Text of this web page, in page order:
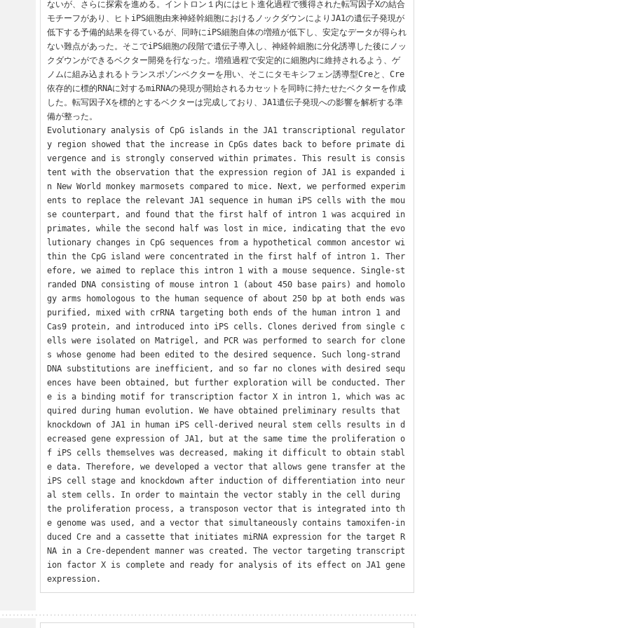
ないが、さらに探索を進める。イントロン１内にはヒト進化過程で獲得された転写因子Xの結合
モチーフがあり、ヒトiPS細胞由来神経幹細胞におけるノックダウンによりJA1の遺伝子発現が
低下する予備的結果を得ているが、同時にiPS細胞自体の増殖が低下し、安定なデータが得られ
ない難点があった。そこでiPS細胞の段階で遺伝子導入し、神経幹細胞に分化誘導した後にノッ
クダウンができるベクター開発を行なった。増殖過程で安定的に細胞内に維持されるよう、ゲ
ノムに組み込まれるトランスポゾンベクターを用い、そこにタモキシフェン誘導型Creと、Cre
依存的に標的RNAに対するmiRNAの発現が開始されるカセットを同時に持たせたベクターを作成
した。転写因子Xを標的とするベクターは完成しており、JA1遺伝子発現への影響を解析する準
備が整った。
Evolutionary analysis of CpG islands in the JA1 transcriptional regulator
y region showed that the increase in CpGs dates back to before primate di
vergence and is strongly conserved within primates. This result is consis
tent with the observation that the expression region of JA1 is expanded i
n New World monkey marmosets compared to mice. Next, we performed experim
ents to replace the relevant JA1 sequence in human iPS cells with the mou
se counterpart, and found that the first half of intron 1 was acquired in
primates, while the second half was lost in mice, indicating that the evo
lutionary changes in CpG sequences from a hypothetical common ancestor wi
thin the CpG island were concentrated in the first half of intron 1. Ther
efore, we aimed to replace this intron 1 with a mouse sequence. Single-st
randed DNA consisting of mouse intron 1 (about 450 base pairs) and homolo
gy arms homologous to the human sequence of about 250 bp at both ends was
purified, mixed with crRNA targeting both ends of the human intron 1 and
Cas9 protein, and introduced into iPS cells. Clones derived from single c
ells were isolated on Matrigel, and PCR was performed to search for clone
s whose genome had been edited to the desired sequence. Such long-strand
DNA substitutions are inefficient, and so far no clones with desired sequ
ences have been obtained, but further exploration will be conducted. Ther
e is a binding motif for transcription factor X in intron 1, which was ac
quired during human evolution. We have obtained preliminary results that
knockdown of JA1 in human iPS cell-derived neural stem cells results in d
ecreased gene expression of JA1, but at the same time the proliferation o
f iPS cells themselves was decreased, making it difficult to obtain stabl
e data. Therefore, we developed a vector that allows gene transfer at the
iPS cell stage and knockdown after induction of differentiation into neur
al stem cells. In order to maintain the vector stably in the cell during
the proliferation process, a transposon vector that is integrated into th
e genome was used, and a vector that simultaneously contains tamoxifen-in
duced Cre and a cassette that initiates miRNA expression for the target R
NA in a Cre-dependent manner was created. The vector targeting transcript
ion factor X is complete and ready for analysis of its effect on JA1 gene
expression.